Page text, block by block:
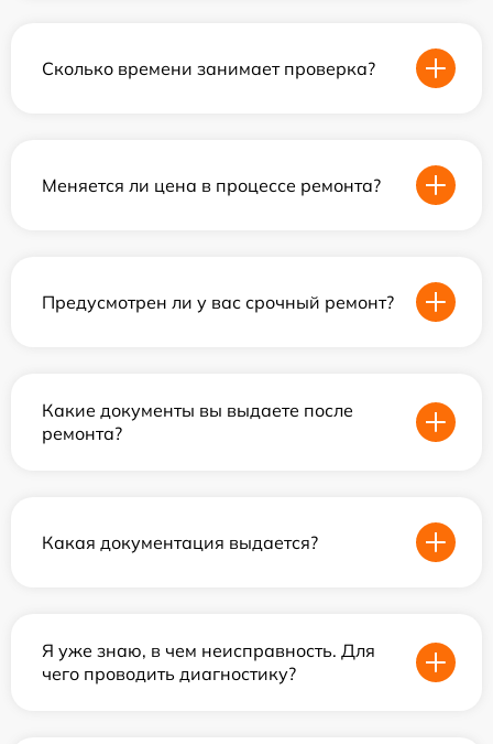
Сколько времени занимает проверка?
Меняется ли цена в процессе ремонта?
Предусмотрен ли у вас срочный ремонт?
Какие документы вы выдаете после
ремонта?
Какая документация выдается?
Я уже знаю, в чем неисправность. Для
чего проводить диагностику?